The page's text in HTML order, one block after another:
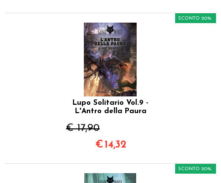
Lupo Solitario Vol.9 -
L'Antro della Paura
€ 17,90
SCONTO 20%
€ 14,32
SCONTO 20%